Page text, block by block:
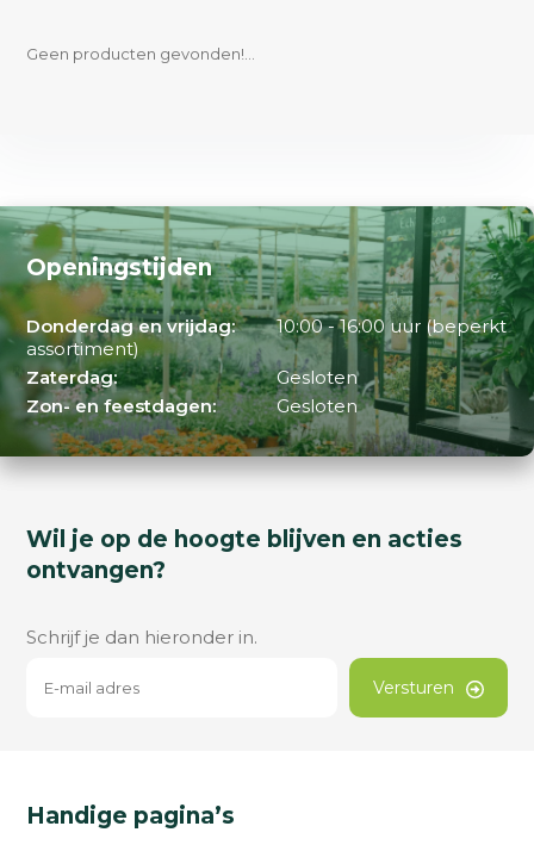
Geen producten gevonden!...
Openingstijden
Donderdag en vrijdag:
10:00 - 16:00 uur (beperkt
assortiment)
Zaterdag:
Gesloten
Zon- en feestdagen:
Gesloten
Wil je op de hoogte blijven en acties
ontvangen?
Schrijf je dan hieronder in.
Versturen
Handige pagina’s